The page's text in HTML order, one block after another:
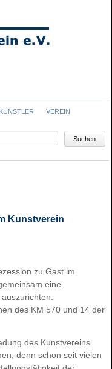
KÜNSTLER
VEREIN
Suchen
Kunstverein
zu Gast im
eine
des KM 570 und 14 der
des Kunstvereins
denn schon seit vielen